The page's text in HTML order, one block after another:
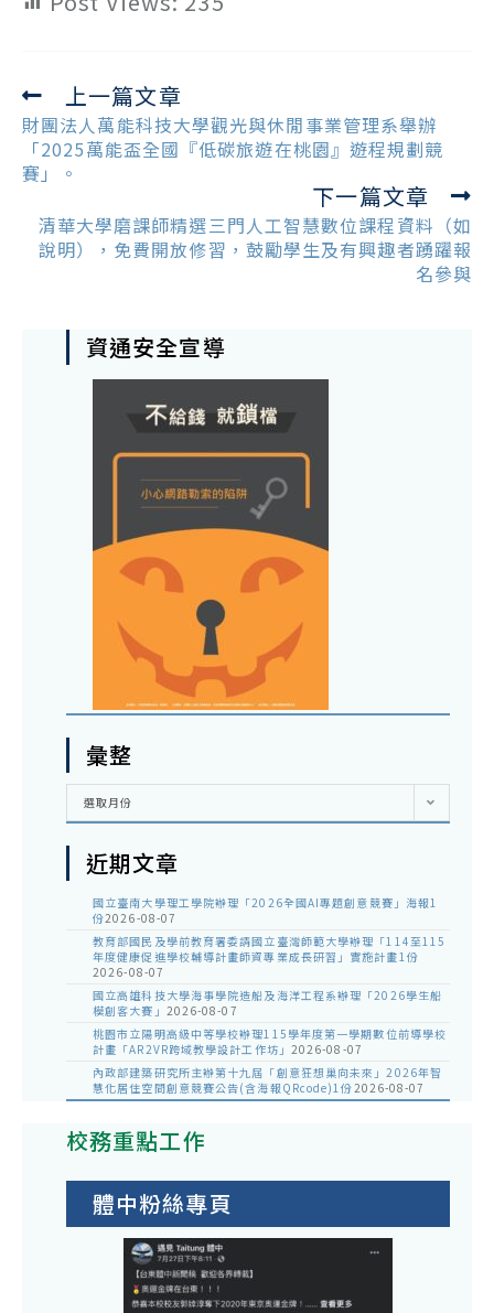
Read
more
articles
上一篇文章
財團法人萬能科技大學觀光與休閒事業管理系舉辦
「2025萬能盃全國『低碳旅遊在桃園』遊程規劃競
賽」。
下一篇文章
清華大學磨課師精選三門人工智慧數位課程資料（如
說明），免費開放修習，鼓勵學生及有興趣者踴躍報
名參與
資通安全宣導
彙整
彙
選取月份
近期文章
國立臺南大學理工學院辦理「2026全國AI專題創意競賽」海報1
份2026-08-07
教育部國民及學前教育署委請國立臺灣師範大學辦理「114至115
年度健康促進學校輔導計畫師資專業成長研習」實施計畫1份
2026-08-07
國立高雄科技大學海事學院造船及海洋工程系辦理「2026學生船
模創客大賽」 2026-08-07
桃園市立陽明高級中等學校辦理115學年度第一學期數位前導學校
計畫「AR2VR跨域教學設計工作坊」 2026-08-07
內政部建築研究所主辦第十九屆「創意狂想巢向未來」2026年智
慧化居住空間創意競賽公告(含海報QRcode)1份2026-08-07
校務重點工作
體中粉絲專頁